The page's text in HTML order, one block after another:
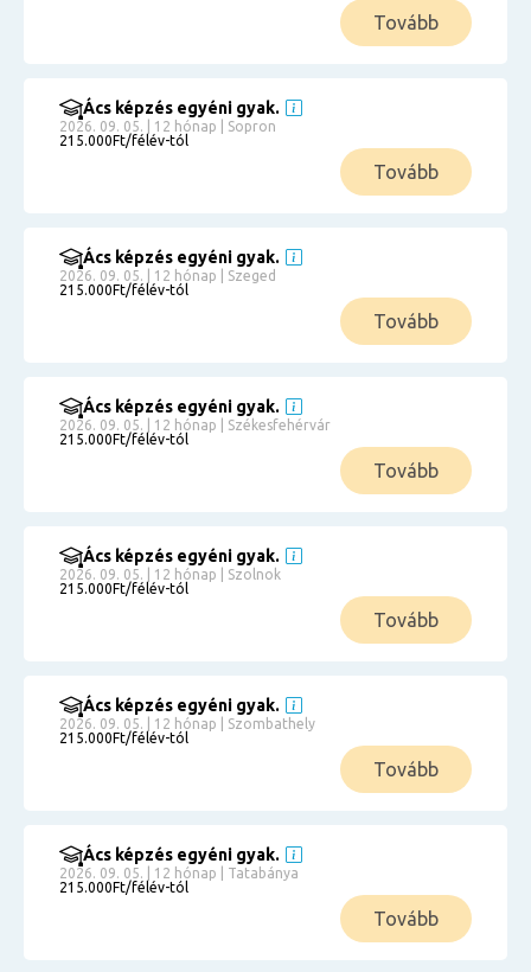
Tovább
Ács képzés egyéni gyak.
2026. 09. 05. | 12 hónap | Sopron
215.000Ft/félév-tól
Tovább
Ács képzés egyéni gyak.
2026. 09. 05. | 12 hónap | Szeged
215.000Ft/félév-tól
Tovább
Ács képzés egyéni gyak.
2026. 09. 05. | 12 hónap | Székesfehérvár
215.000Ft/félév-tól
Tovább
Ács képzés egyéni gyak.
2026. 09. 05. | 12 hónap | Szolnok
215.000Ft/félév-tól
Tovább
Ács képzés egyéni gyak.
2026. 09. 05. | 12 hónap | Szombathely
215.000Ft/félév-tól
Tovább
Ács képzés egyéni gyak.
2026. 09. 05. | 12 hónap | Tatabánya
215.000Ft/félév-tól
Tovább